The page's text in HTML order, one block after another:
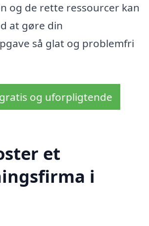
og de rette ressourcer kan
at gøre din
så glat og problemfri
og uforpligtende
et
i